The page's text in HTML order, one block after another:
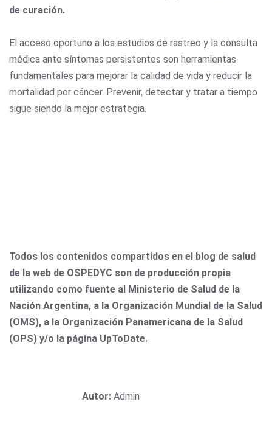
de curación.
El acceso oportuno a los estudios de rastreo y la consulta
médica ante síntomas persistentes son herramientas
fundamentales para mejorar la calidad de vida y reducir la
mortalidad por cáncer. Prevenir, detectar y tratar a tiempo
sigue siendo la mejor estrategia.
Todos los contenidos compartidos en el blog de salud
de la web de OSPEDYC son de producción propia
utilizando como fuente al Ministerio de Salud de la
Nación Argentina, a la Organización Mundial de la Salud
(OMS), a la Organización Panamericana de la Salud
(OPS) y/o la página UpToDate.
Autor: Admin